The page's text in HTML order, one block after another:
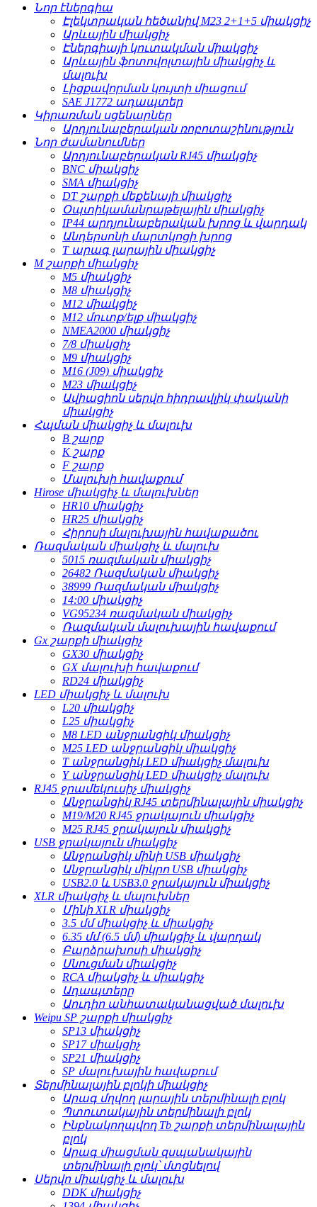
Նոր էներգիա
Էլեկտրական հեծանիվ M23 2+1+5 միակցիչ
Արևային միակցիչ
Էներգիայի կուտակման միակցիչ
Արևային ֆոտովոլտային միակցիչ և
մալուխ
Լիցքավորման կույտի միացում
SAE J1772 ադապտեր
Կիրառման սցենարներ
Արդյունաբերական ռոբոտաշինություն
Նոր ժամանումներ
Արդյունաբերական RJ45 միակցիչ
BNC միակցիչ
SMA միակցիչ
DT շարքի մեքենայի միակցիչ
Օպտիկամանրաթելային միակցիչ
IP44 արդյունաբերական խրոց և վարդակ
Անդերսոնի մարտկոցի խրոց
T արագ լարային միակցիչ
M շարքի միակցիչ
M5 միակցիչ
M8 միակցիչ
M12 միակցիչ
M12 մուտք/ելք միակցիչ
NMEA2000 միակցիչ
7/8 միակցիչ
M9 միակցիչ
M16 (J09) միակցիչ
M23 միակցիչ
Ավիացիոն սերվո հիդրավլիկ փականի
միակցիչ
Հպման միակցիչ և մալուխ
B շարք
K շարք
F շարք
Մալուխի հավաքում
Hirose միակցիչ և մալուխներ
HR10 միակցիչ
HR25 միակցիչ
Հիրոսի մալուխային հավաքածու
Ռազմական միակցիչ և մալուխ
5015 ռազմական միակցիչ
26482 Ռազմական միակցիչ
38999 Ռազմական միակցիչ
14:00 միակցիչ
VG95234 ռազմական միակցիչ
Ռազմական մալուխային հավաքում
Gx շարքի միակցիչ
GX30 միակցիչ
GX մալուխի հավաքում
RD24 միակցիչ
LED միակցիչ և մալուխ
L20 միակցիչ
L25 միակցիչ
M8 LED անջրանցիկ միակցիչ
M25 LED անջրանցիկ միակցիչ
T անջրանցիկ LED միակցիչ մալուխ
Y անջրանցիկ LED միակցիչ մալուխ
RJ45 ջրամեկուսիչ միակցիչ
Անջրանցիկ RJ45 տերմինալային միակցիչ
M19/M20 RJ45 ջրակայուն միակցիչ
M25 RJ45 ջրակայուն միակցիչ
USB ջրակայուն միակցիչ
Անջրանցիկ մինի USB միակցիչ
Անջրանցիկ միկրո USB միակցիչ
USB2.0 և USB3.0 ջրակայուն միակցիչ
XLR միակցիչ և մալուխներ
Մինի XLR միակցիչ
3.5 մմ միակցիչ և միակցիչ
6.35 մմ (6.5 մմ) միակցիչ և վարդակ
Բարձրախոսի միակցիչ
Սնուցման միակցիչ
RCA միակցիչ և միակցիչ
Ադապտերը
Աուդիո անհատականացված մալուխ
Weipu SP շարքի միակցիչ
SP13 միակցիչ
SP17 միակցիչ
SP21 միակցիչ
SP մալուխային հավաքում
Տերմինալային բլոկի միակցիչ
Արագ մղվող լարային տերմինալի բլոկ
Պտուտակային տերմինալի բլոկ
Ինքնակողպվող Tb շարքի տերմինալային
բլոկ
Արագ միացման զսպանակային
տերմինալի բլոկ՝ մտցնելով
Սերվո միակցիչ և մալուխ
DDK միակցիչ